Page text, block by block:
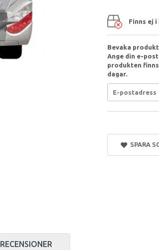
Finns ej i
Bevaka produkt
Ange din e-
produkten
dagar.
SPARA
RECENSIONER